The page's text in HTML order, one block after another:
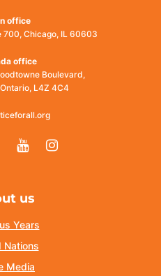
office
700, Chicago, IL 60603
office
Boulevard,
L4Z 4C4
Facebook
YoutubeInstagram
us
Years
Nations
Media